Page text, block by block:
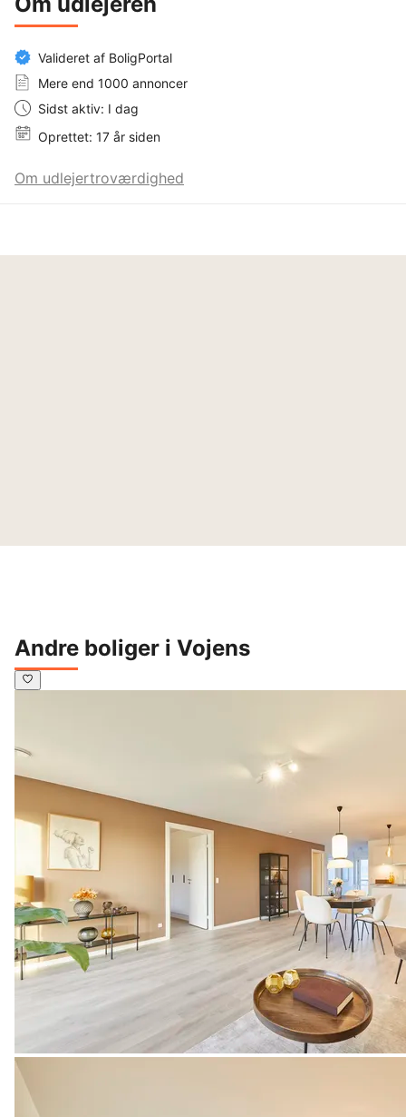
Valideret af BoligPortal
Mere end 1000 annoncer
Sidst aktiv: I dag
Oprettet: 17 år siden
Om udlejertroværdighed
Andre boliger i Vojens